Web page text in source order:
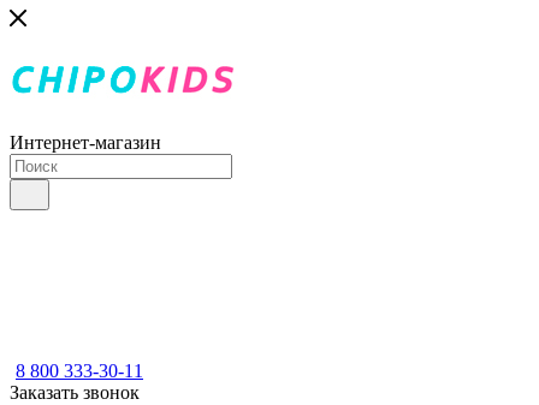
Интернет-магазин
8 800 333-30-11
Заказать звонок